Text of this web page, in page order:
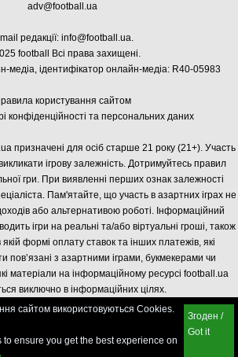
adv@football.ua
редакції: info@football.ua.
football Всі права захищені.
медіа, ідентифікатор онлайн-медіа: R40-05983
користування сайтом
конфіденційності та персональних даних
призначені для осіб старше 21 року (21+). Участь
ігрову залежність. Дотримуйтесь правил
гри. При виявленні перших ознак залежності
Пам'ятайте, що участь в азартних іграх не
або альтернативою роботі. Інформаційний
ігри на реальні та/або віртуальні гроші, також
формі оплату ставок та інших платежів, які
пов’язані з азартними іграми, букмекерами чи
матеріали на інформаційному ресурсі football.ua
виключно в інформаційних цілях.
сайтом використовуються Cookies.
ensure you get the best experience on
Згоден /
Got it